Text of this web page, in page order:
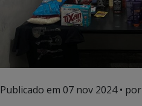
Publicado em 07 nov 2024• por